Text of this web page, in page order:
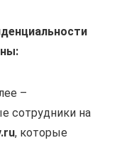
–
сотрудники на
, которые